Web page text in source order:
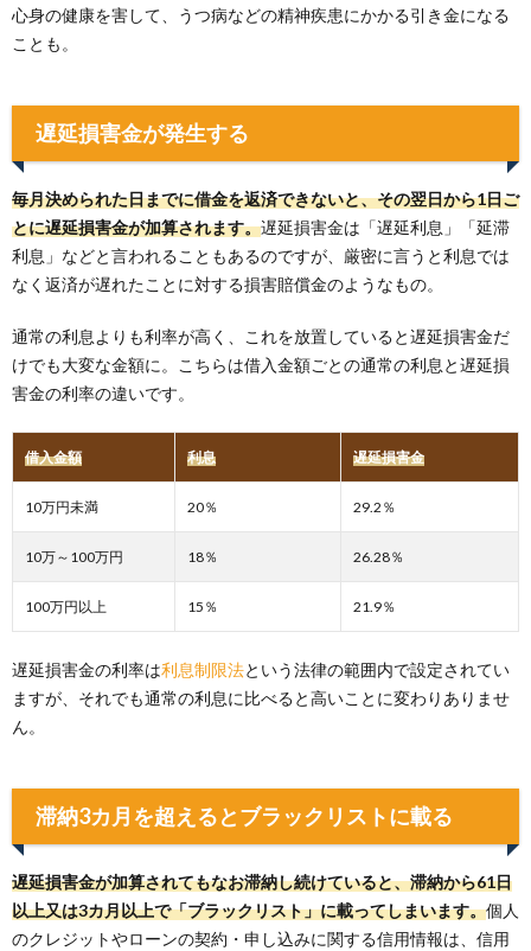
心身の健康を害して、うつ病などの精神疾患にかかる引き金になる
ことも。
遅延損害金が発生する
毎月決められた日までに借金を返済できないと、その翌日から1日ご
とに遅延損害金が加算されます。遅延損害金は「遅延利息」「延滞
利息」などと言われることもあるのですが、厳密に言うと利息では
なく返済が遅れたことに対する損害賠償金のようなもの。
通常の利息よりも利率が高く、これを放置していると遅延損害金だ
けでも大変な金額に。こちらは借入金額ごとの通常の利息と遅延損
害金の利率の違いです。
借入金額 利息 遅延損害金
10万円未満 20％ 29.2％
10万～100万円 18％ 26.28％
100万円以上 15％ 21.9％
遅延損害金の利率は利息制限法という法律の範囲内で設定されてい
ますが、それでも通常の利息に比べると高いことに変わりありませ
ん。
滞納3カ月を超えるとブラックリストに載る
遅延損害金が加算されてもなお滞納し続けていると、滞納から61日
以上又は3カ月以上で「ブラックリスト」に載ってしまいます。個人
のクレジットやローンの契約・申し込みに関する信用情報は、信用